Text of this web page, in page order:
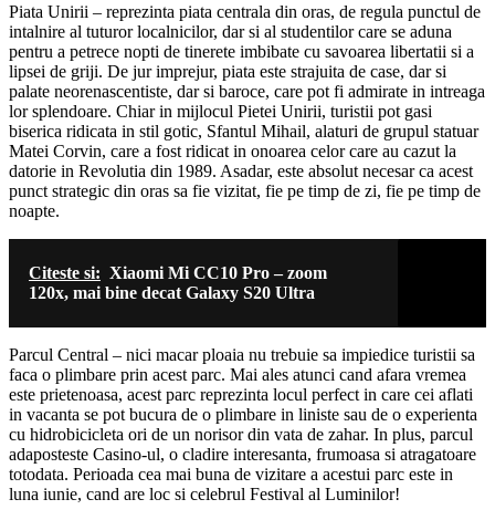
Piata Unirii – reprezinta piata centrala din oras, de regula punctul de
intalnire al tuturor localnicilor, dar si al studentilor care se aduna
pentru a petrece nopti de tinerete imbibate cu savoarea libertatii si a
lipsei de griji. De jur imprejur, piata este strajuita de case, dar si
palate neorenascentiste, dar si baroce, care pot fi admirate in intreaga
lor splendoare. Chiar in mijlocul Pietei Unirii, turistii pot gasi
biserica ridicata in stil gotic, Sfantul Mihail, alaturi de grupul statuar
Matei Corvin, care a fost ridicat in onoarea celor care au cazut la
datorie in Revolutia din 1989. Asadar, este absolut necesar ca acest
punct strategic din oras sa fie vizitat, fie pe timp de zi, fie pe timp de
noapte.
Citeste si: Xiaomi Mi CC10 Pro – zoom
120x, mai bine decat Galaxy S20 Ultra
Parcul Central – nici macar ploaia nu trebuie sa impiedice turistii sa
faca o plimbare prin acest parc. Mai ales atunci cand afara vremea
este prietenoasa, acest parc reprezinta locul perfect in care cei aflati
in vacanta se pot bucura de o plimbare in liniste sau de o experienta
cu hidrobicicleta ori de un norisor din vata de zahar. In plus, parcul
adaposteste Casino-ul, o cladire interesanta, frumoasa si atragatoare
totodata. Perioada cea mai buna de vizitare a acestui parc este in
luna iunie, cand are loc si celebrul Festival al Luminilor!